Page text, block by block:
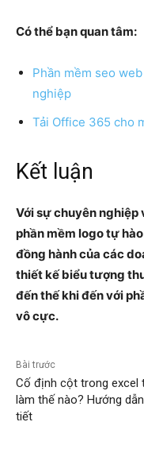
Có thể bạn quan tâm:
Phần mềm seo
nghiệp
Tải Office 365 cho
Kết luận
Với sự chuyên nghiệp
phần mềm logo tự
đồng hành của các
thiết kế biểu tượng
đến thế khi đến với
vô cực.
Bài trước
Cố định cột trong excel
làm thế nào? Hướng
tiết